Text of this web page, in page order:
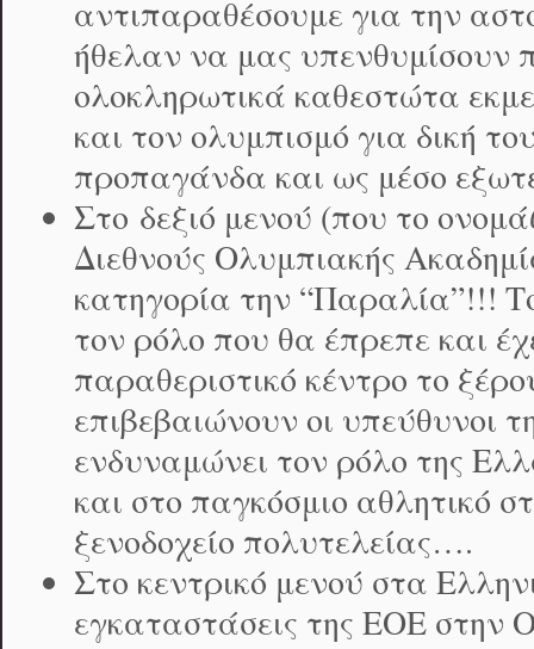
αντιπαραθέσουμε για την
ήθελαν να μας υπενθυμίσουν
ολοκληρωτικά καθεστώτα
και τον ολυμπισμό για δική
προπαγάνδα και ως μέσο
Στο δεξιό μενού (που το
Διεθνούς Ολυμπιακής
κατηγορία την “Παραλία”!!!
τον ρόλο που θα έπρεπε και
παραθεριστικό κέντρο το
επιβεβαιώνουν οι
ενδυναμώνει τον ρόλο της
και στο παγκόσμιο αθλητικό
ξενοδοχείο πολυτελείας….
Στο κεντρικό μενού στα
εγκαταστάσεις της ΕΟΕ στην